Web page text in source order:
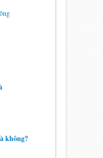
Đàm -
Nam
Giá
Đàm -
Căn Hộ
không?